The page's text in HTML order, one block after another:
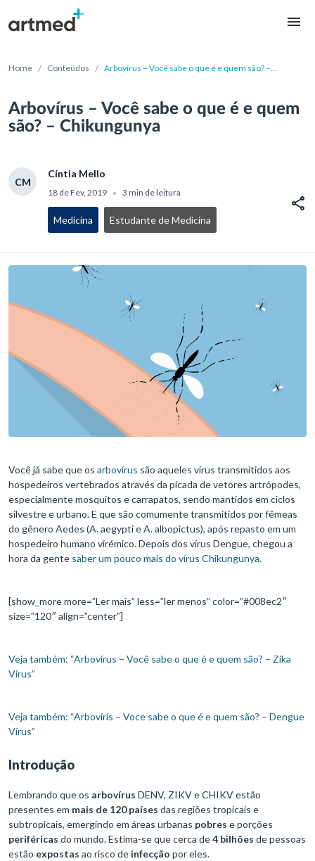
Home / Conteúdos / Arbovírus – Você sabe o que é e quem são? –
Arbovírus – Você sabe o que é e quem
são? – Chikungunya
CM
Cíntia Mello
18 de Fev, 2019 • 3 min de leitura
Medicina Estudante de Medicina
Você já sabe que os arbovírus são aqueles vírus transmitidos aos
hospedeiros vertebrados através da picada de vetores artrópodes,
especialmente mosquitos e carrapatos, sendo mantidos em ciclos
silvestre e urbano. E que são comumente transmitidos por fêmeas
do gênero Aedes (A. aegypti e A. albopictus), após repasto em um
hospedeiro humano virémico. Depois dos vírus Dengue, chegou a
hora da gente saber um pouco mais do vírus Chikungunya.
[show_more more=”Ler mais” less=”ler menos” color=”#008ec2″
size=”120″ align=”center”]
Veja também: “Arbovírus – Você sabe o que é e quem são? – Zika
Vírus”
Veja também: “Arbovirís – Voce sabe o que é e quem são? – Dengue
Vírus”
Introdução
Lembrando que os arbovírus DENV, ZIKV e CHIKV estão
presentes em mais de 120 países das regiões tropicais e
subtropicais, emergindo em áreas urbanas pobres e porções
periféricas do mundo. Estima-se que cerca de4 bilhões de pessoas
estão expostas ao risco de infecção por eles.